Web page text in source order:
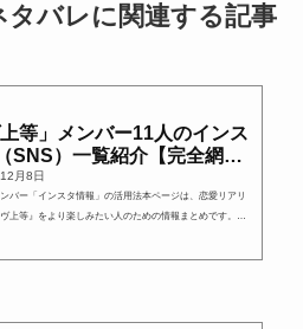
タバレに関連する記事
上等」メンバー11人のインス
SNS）一覧紹介【完全網
月8日
バー「インスタ情報」の活用法本ページは、恋愛リアリ
上等』をより楽しみたい人のための情報まとめです。特